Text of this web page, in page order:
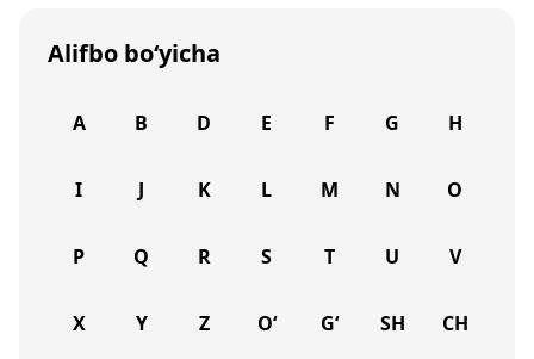
Alifbo bo‘yicha
A B D E F G H
I J K L M N O
P Q R S T U V
X Y Z O‘ G‘ SH CH